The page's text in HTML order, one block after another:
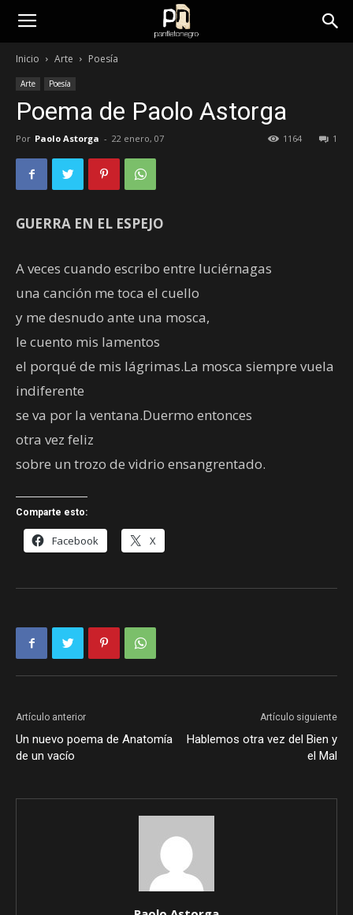
panfletonegro
Inicio Arte Poesía
Arte Poesía
Poema de Paolo Astorga
Por Paolo Astorga - 22 enero, 07 1
1164
GUERRA EN EL ESPEJO
A veces cuando escribo entre luciérnagas
una canción me toca el cuello
y me desnudo ante una mosca,
le cuento mis lamentos
el porqué de mis lágrimas.La mosca siempre vuela
indiferente
se va por la ventana.Duermo entonces
otra vez feliz
sobre un trozo de vidrio ensangrentado.
Comparte esto:
Facebook X
Artículo anterior
Un nuevo poema de Anatomía
de un vacío
Artículo siguiente
Hablemos otra vez del Bien y
el Mal